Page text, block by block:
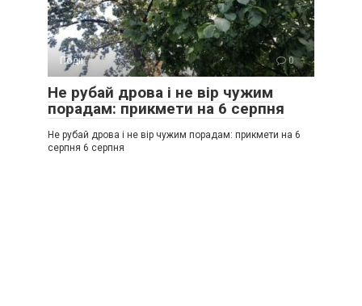
Події 0
Не рубай дрова і не вір чужим
порадам: прикмети на 6 серпня
Не рубай дрова і не вір чужим порадам: прикмети на 6
серпня 6 серпня